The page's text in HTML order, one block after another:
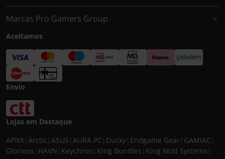
Marcas Pro Gamers Group
Aceitamos
Envio
Lojas em Destaque
APNX Arctic ASUS AURA PC Ducky Endgame Gear GAMIAC
Glorious HAVN Keychron King Bundles King Mod Systems